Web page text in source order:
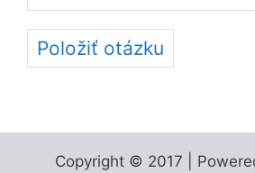
Položiť otázku
Copyright © 2017 |